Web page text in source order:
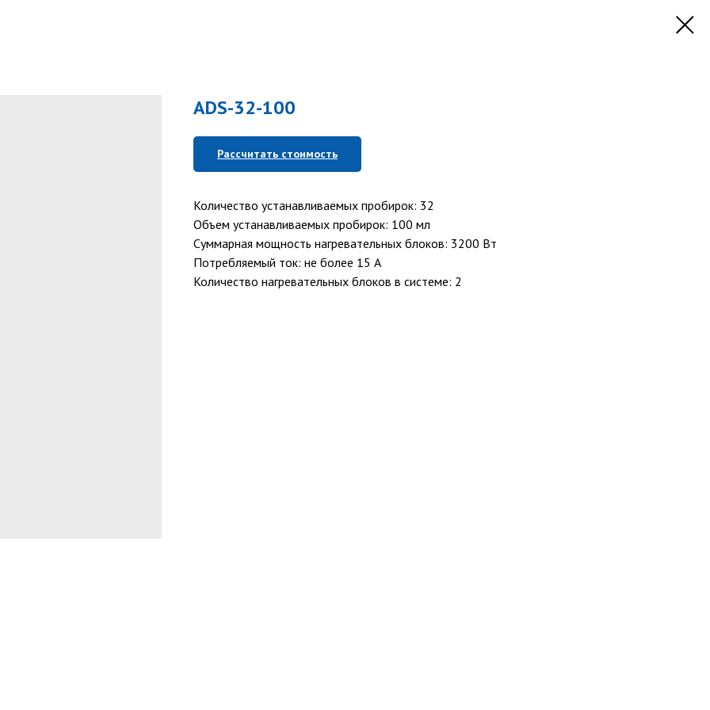
ADS-32-100
Рассчитать стоимость
Количество устанавливаемых пробирок: 32
Объем устанавливаемых пробирок: 100 мл
Суммарная мощность нагревательных блоков: 3200 Вт
Потребляемый ток: не более 15 А
Количество нагревательных блоков в системе: 2